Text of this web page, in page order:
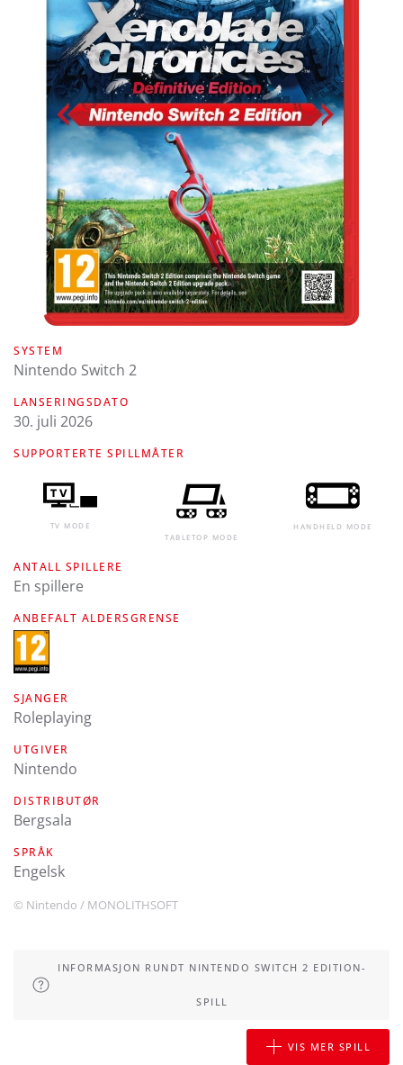
SYSTEM
Nintendo Switch 2
LANSERINGSDATO
30. juli 2026
SUPPORTERTE SPILLMÅTER
TV MODE
TABLETOP MODE
HANDHELD MODE
ANTALL SPILLERE
En spillere
ANBEFALT ALDERSGRENSE
SJANGER
Roleplaying
UTGIVER
Nintendo
DISTRIBUTØR
Bergsala
SPRÅK
engelsk
© Nintendo / MONOLITHSOFT
INFORMASJON RUNDT NINTENDO SWITCH 2 EDITION-
SPILL
VIS MER SPILL